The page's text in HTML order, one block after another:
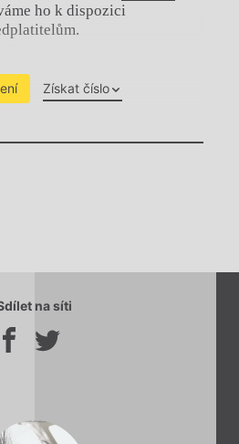
ho k dispozici
Získat číslo
na síti